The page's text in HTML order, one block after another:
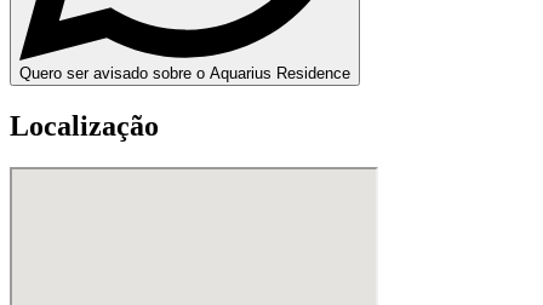
Quero ser avisado sobre o Aquarius Residence
Localização